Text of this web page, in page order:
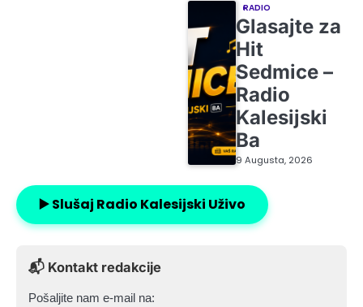
RADIO
Glasajte za
Hit
Sedmice –
Radio
Kalesijski
Ba
9 Augusta, 2026
▶️ Slušaj Radio Kalesijski Uživo
📬 Kontakt redakcije
Pošaljite nam e-mail na: